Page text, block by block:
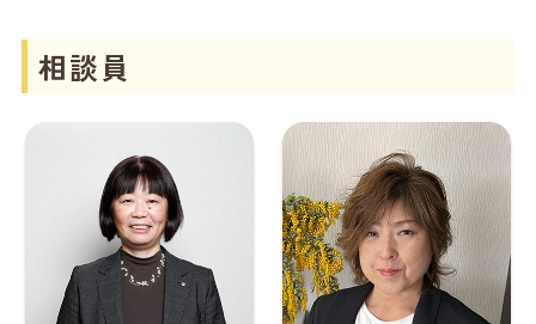
相談員